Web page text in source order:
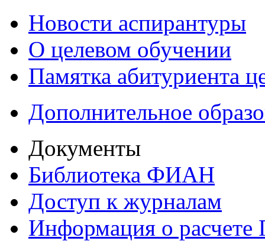
Новости аспирантуры
О целевом обучении
Памятка абитуриента
Дополнительное
Документы
Библиотека ФИАН
Доступ к журналам
Информация о